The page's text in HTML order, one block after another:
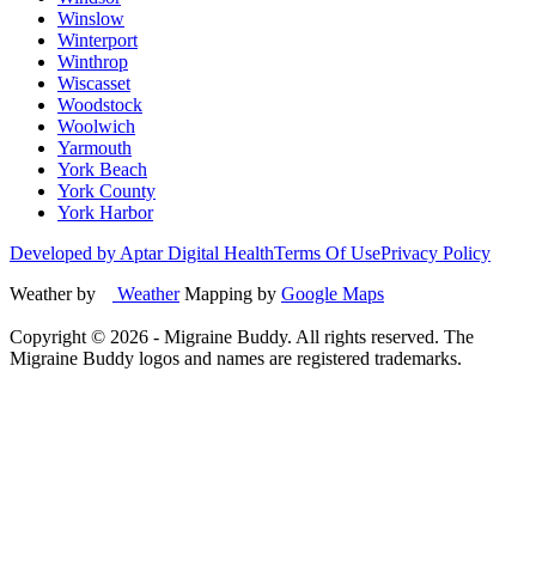
Winslow
Winterport
Winthrop
Wiscasset
Woodstock
Woolwich
Yarmouth
York Beach
York County
York Harbor
Developed by Aptar Digital HealthTerms Of UsePrivacy Policy
Weather by
WeatherMapping by Google Maps
Copyright © 2026 - Migraine Buddy. All rights reserved. The
Migraine Buddy logos and names are registered trademarks.